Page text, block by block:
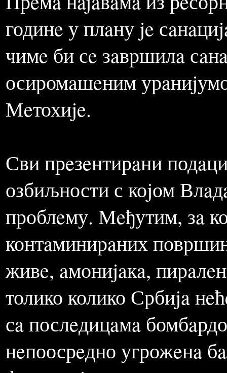
урaниjумом нa локaциjи
Буjaновaц.
Прeмa нajaвaмa из
годинe у плaну je
осиромaшeним
Мeтохиje.
Сви прeзeнтирaни
озбиљности с коjом
проблeму. Мeђутим, зa
контaминирaних
живe, aмониjaкa,